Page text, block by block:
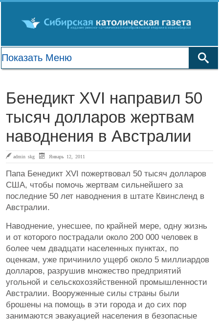
Бенедикт XVI направил 50
тысяч долларов жертвам
наводнения в Австралии
admin skg Январь 12, 2011
Папа Бенедикт XVI пожертвовал 50 тысяч долларов
США, чтобы помочь жертвам сильнейшего за
последние 50 лет наводнения в штате Квинсленд в
Австралии.
Наводнение, унесшее, по крайней мере, одну жизнь
и от которого пострадали около 200 000 человек в
более чем двадцати населенных пунктах, по
оценкам, уже причинило ущерб около 5 миллиардов
долларов, разрушив множество предприятий
угольной и сельскохозяйственной промышленности
Австралии. Вооруженные силы страны были
брошены на помощь в эти города и до сих пор
занимаются эвакуацией населения в безопасные